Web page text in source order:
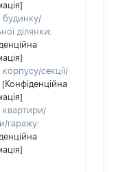
будинку/
ділянки:
секції/
[Конфіденційна
гаражу: